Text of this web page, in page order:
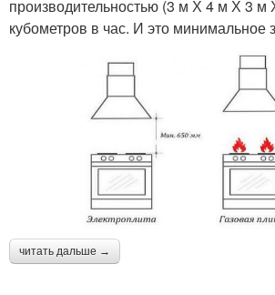
производительностью (3 м Х 4 м Х 3 м
кубометров в час. И это минимальное
читать дальше →